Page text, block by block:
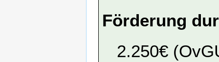
Förderung
2.250€